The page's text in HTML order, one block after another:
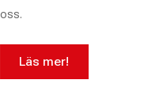
oss.
Läs mer!